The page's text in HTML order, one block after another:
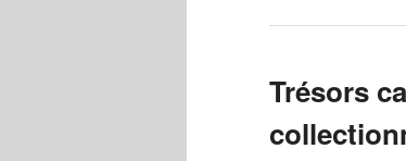
Trésors